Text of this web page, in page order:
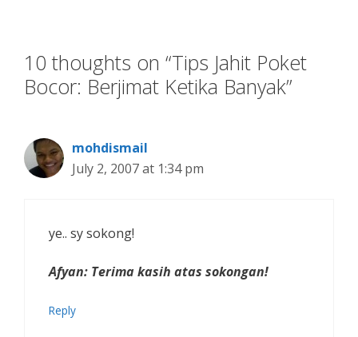
10 thoughts on “Tips Jahit Poket
Bocor: Berjimat Ketika Banyak”
mohdismail
July 2, 2007 at 1:34 pm
ye.. sy sokong!
Afyan: Terima kasih atas sokongan!
Reply